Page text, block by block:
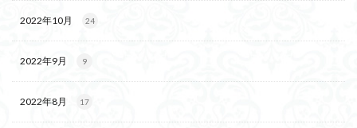
2022年10月 24
2022年9月 9
2022年8月 17